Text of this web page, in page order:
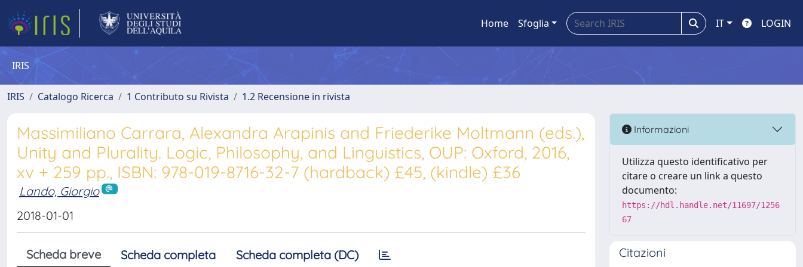
Home Sfoglia IT LOGIN
IRIS
IRIS Catalogo Ricerca 1 Contributo su Rivista 1.2 Recensione in rivista
Massimiliano Carrara, Alexandra Arapinis and Friederike Moltmann (eds.),
Unity and Plurality. Logic, Philosophy, and Linguistics, OUP: Oxford, 2016,
xv + 259 pp., ISBN: 978-019-8716-32-7 (hardback) £45, (kindle) £36
Lando, Giorgio
2018-01-01
Scheda breve Scheda completa Scheda completa (DC)
Informazioni
Utilizza questo identificativo per
citare o creare un link a questo
documento:
https://hdl.handle.net/11697/1256
67
Citazioni